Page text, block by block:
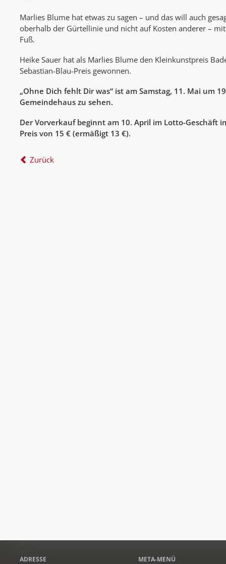
Marlies Blume hat etwas zu sagen – und das will auch
oberhalb der Gürtellinie und nicht auf Kosten anderer –
Fuß.
Heike Sauer hat als Marlies Blume den Kleinkunstpreis
Sebastian-Blau-Preis gewonnen.
„Ohne Dich fehlt Dir was“ ist am Samstag, 11. Mai um
Gemeindehaus zu sehen.
Der Vorverkauf beginnt am 10. April im Lotto-Geschäft
Preis von 15 € (ermäßigt 13 €).
Zurück
ADRESSE META-MENÜ